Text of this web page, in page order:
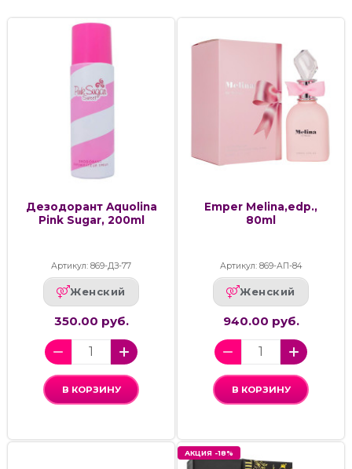
Дезодорант Aquolina
Pink Sugar, 200ml
Артикул: 869-ДЗ-77
Женский
350.00 руб.
В КОРЗИНУ
Emper Melina,edp.,
80ml
Артикул: 869-АП-84
Женский
940.00 руб.
В КОРЗИНУ
АКЦИЯ -18%